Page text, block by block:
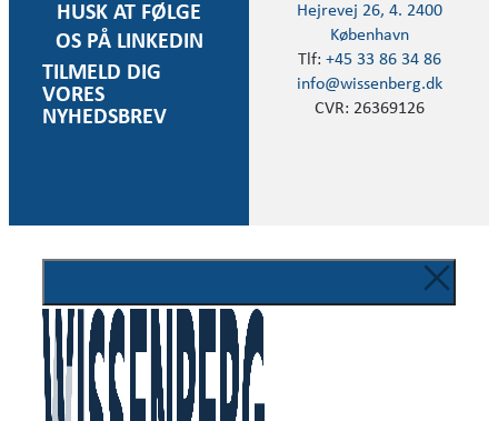
HUSK AT FØLGE
OS PÅ LINKEDIN
TILMELD DIG
VORES
NYHEDSBREV
Hejrevej 26, 4. 2400
København
Tlf: +45 33 86 34 86
info@wissenberg.dk
CVR: 26369126